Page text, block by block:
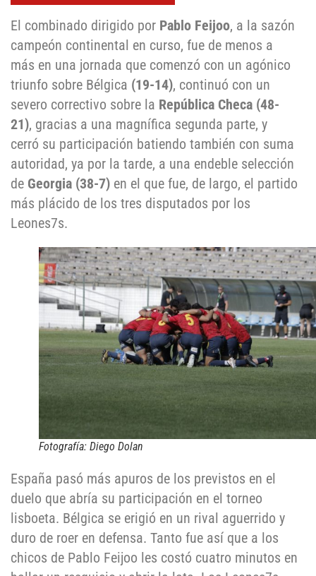
El combinado dirigido por Pablo Feijoo, a la sazón
campeón continental en curso, fue de menos a
más en una jornada que comenzó con un agónico
triunfo sobre Bélgica (19-14), continuó con un
severo correctivo sobre la República Checa (48-
21), gracias a una magnífica segunda parte, y
cerró su participación batiendo también con suma
autoridad, ya por la tarde, a una endeble selección
de Georgia (38-7) en el que fue, de largo, el partido
más plácido de los tres disputados por los
Leones7s.
Fotografía: Diego Dolan
España pasó más apuros de los previstos en el
duelo que abría su participación en el torneo
lisboeta. Bélgica se erigió en un rival aguerrido y
duro de roer en defensa. Tanto fue así que a los
chicos de Pablo Feijoo les costó cuatro minutos en